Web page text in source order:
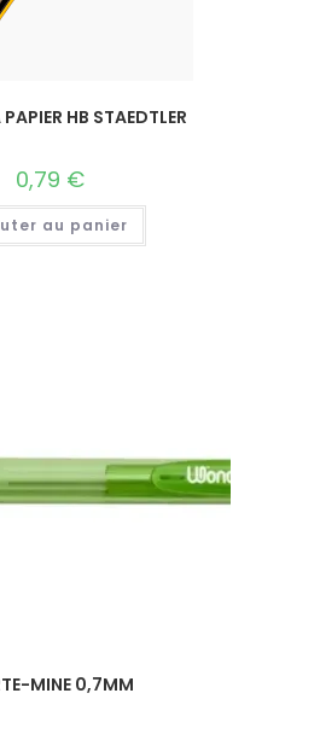
HB STAEDTLER
0,79 €
au panier
MINE 0,7MM